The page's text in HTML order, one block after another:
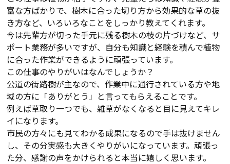
富な方ばかりで、樹木に合った切り方から効果的な草の抜
き方など、いろいろなことをしっかり教えてくれます。
今は先輩方が切った手元に残る樹木の枝の片づけなど、サ
ポート業務が多いですが、自分も知識と経験を積んで植物
に合った作業ができるように頑張っています。
この仕事のやりがいはなんでしょうか？
公道の街路樹が主なので、作業中に通行されている方や地
域の方に「ありがとう」と言ってもらえることです。
例えば草取り一つでも、雑草がなくなると目に見えてキレ
イになります。
市民の方々にも見てわかる成果になるので手は抜けません
し、その分実感も大きくやりがいになっています。頑張っ
た分、感謝の声をかけられると本当に嬉しく思います。